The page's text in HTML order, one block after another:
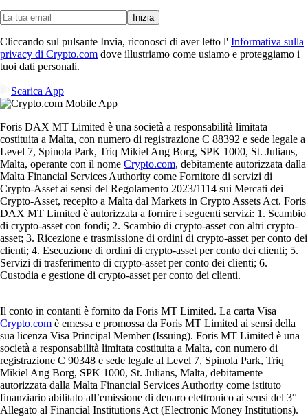
Inizia
Cliccando sul pulsante Invia, riconosci di aver letto l' Informativa sulla
privacy di Crypto.com dove illustriamo come usiamo e proteggiamo i
tuoi dati personali.
Scarica App
Foris DAX MT Limited è una società a responsabilità limitata
costituita a Malta, con numero di registrazione C 88392 e sede legale a
Level 7, Spinola Park, Triq Mikiel Ang Borg, SPK 1000, St. Julians,
Malta, operante con il nome Crypto.com, debitamente autorizzata dalla
Malta Financial Services Authority come Fornitore di servizi di
Crypto-Asset ai sensi del Regolamento 2023/1114 sui Mercati dei
Crypto-Asset, recepito a Malta dal Markets in Crypto Assets Act. Foris
DAX MT Limited è autorizzata a fornire i seguenti servizi: 1. Scambio
di crypto-asset con fondi; 2. Scambio di crypto-asset con altri crypto-
asset; 3. Ricezione e trasmissione di ordini di crypto-asset per conto dei
clienti; 4. Esecuzione di ordini di crypto-asset per conto dei clienti; 5.
Servizi di trasferimento di crypto-asset per conto dei clienti; 6.
Custodia e gestione di crypto-asset per conto dei clienti.
Il conto in contanti è fornito da Foris MT Limited. La carta Visa
Crypto.com è emessa e promossa da Foris MT Limited ai sensi della
sua licenza Visa Principal Member (Issuing). Foris MT Limited è una
società a responsabilità limitata costituita a Malta, con numero di
registrazione C 90348 e sede legale al Level 7, Spinola Park, Triq
Mikiel Ang Borg, SPK 1000, St. Julians, Malta, debitamente
autorizzata dalla Malta Financial Services Authority come istituto
finanziario abilitato all’emissione di denaro elettronico ai sensi del 3°
Allegato al Financial Institutions Act (Electronic Money Institutions).